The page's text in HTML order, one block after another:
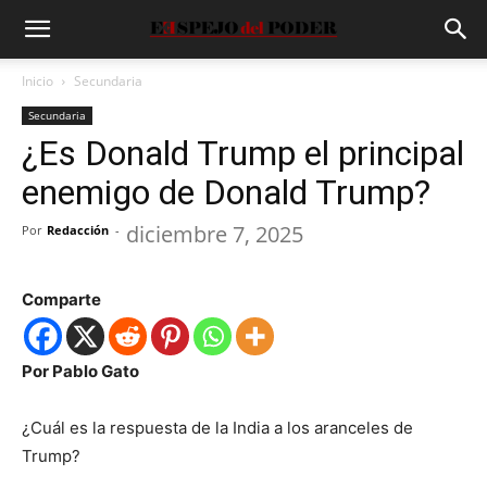
Inicio Secundaria
Secundaria
¿Es Donald Trump el principal
enemigo de Donald Trump?
Por Redacción - diciembre 7, 2025
Comparte
Por Pablo Gato
¿Cuál es la respuesta de la India a los aranceles de
Trump?